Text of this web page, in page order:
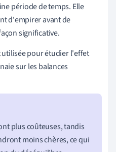
période de temps. Elle
d'empirer avant de
significative.
utilisée pour étudier l'effet
sur les balances
plus coûteuses, tandis
moins chères, ce qui